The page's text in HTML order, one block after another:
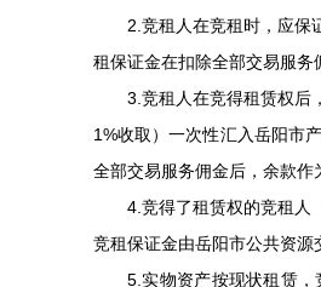
2.竞租人在竞租时，应保证
租保证金在扣除全部交易服
3.竞租人在竞得租赁权后，
1%收取）一次性汇入岳阳市
全部交易服务佣金后，余款
4.竞得了租赁权的竞租人（
竞租保证金由岳阳市公共资
5.实物资产按现状租赁，竞